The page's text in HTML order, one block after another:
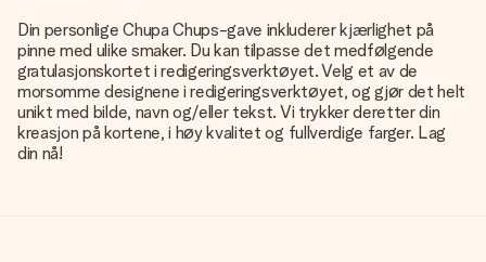
Din personlige Chupa Chups-gave inkluderer kjærlighet på
pinne med ulike smaker. Du kan tilpasse det medfølgende
gratulasjonskortet i redigeringsverktøyet. Velg et av de
morsomme designene i redigeringsverktøyet, og gjør det helt
unikt med bilde, navn og/eller tekst. Vi trykker deretter din
kreasjon på kortene, i høy kvalitet og fullverdige farger. Lag
din nå!